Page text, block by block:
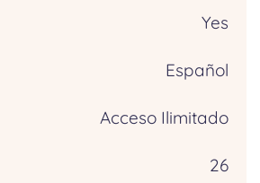
Yes
Español
Acceso Ilimitado
26